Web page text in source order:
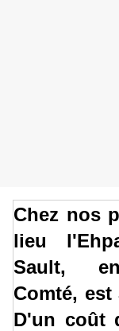
Chez nos
lieu
Sault, en
Comté, est
D'un coût